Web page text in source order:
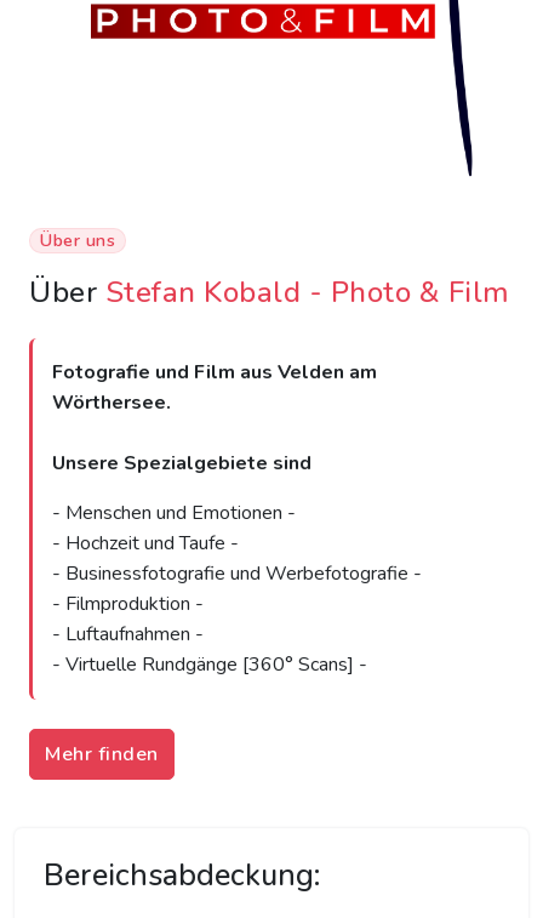
Über uns
Über Stefan Kobald - Photo & Film
Fotografie und Film aus Velden am
Wörthersee.
Unsere Spezialgebiete sind
- Menschen und Emotionen -
- Hochzeit und Taufe -
- Businessfotografie und Werbefotografie -
- Filmproduktion -
- Luftaufnahmen -
- Virtuelle Rundgänge [360° Scans] -
Mehr finden
Bereichsabdeckung: